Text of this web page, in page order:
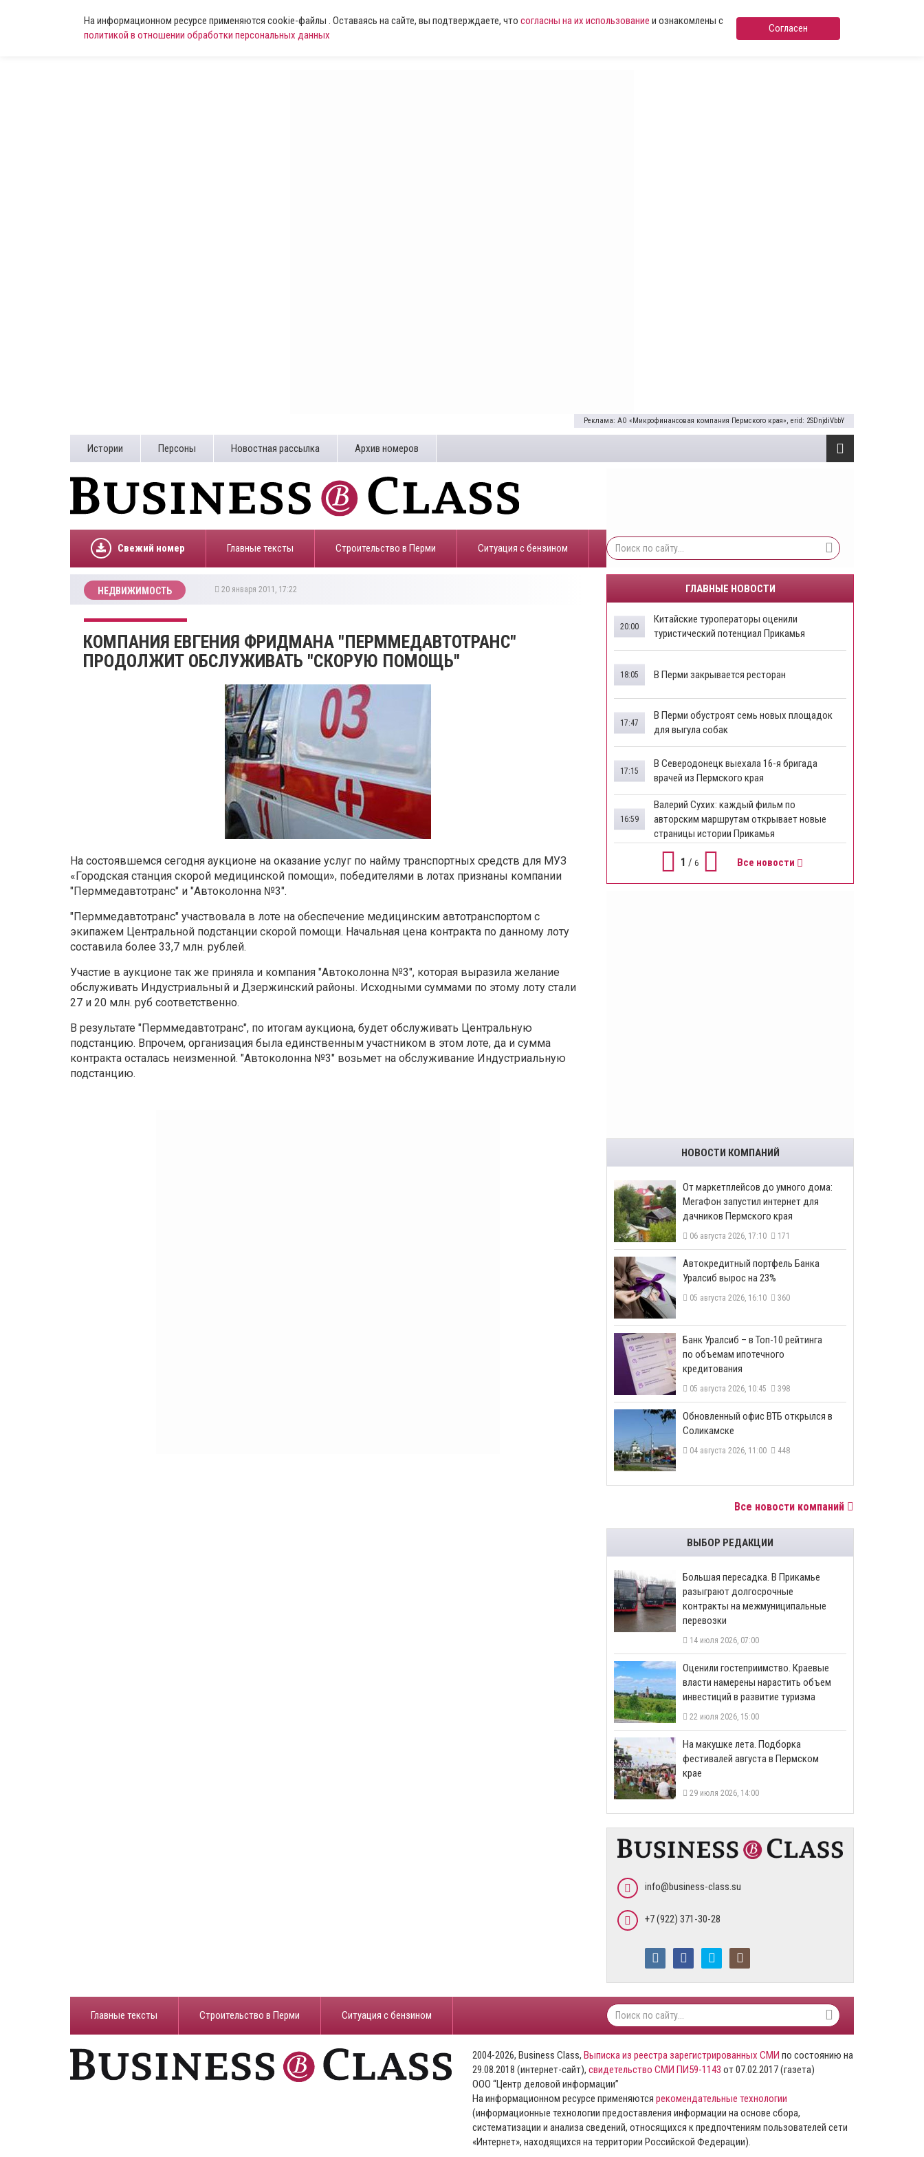
На информационном ресурсе применяются cookie-файлы . Оставаясь на сайте, вы подтверждаете, что согласны на их использование и ознакомлены с
политикой в отношении обработки персональных данных
Согласен
Реклама: АО «Микрофинансовая компания Пермского края», erid: 2SDnjdiVbbY
Истории Персоны Новостная рассылка Архив номеров
Свежий номер Главные тексты Строительство в Перми ​Ситуация с бензином
НЕДВИЖИМОСТЬ 20 января 2011, 17:22
КОМПАНИЯ ЕВГЕНИЯ ФРИДМАНА "ПЕРММЕДАВТОТРАНС"
ПРОДОЛЖИТ ОБСЛУЖИВАТЬ "СКОРУЮ ПОМОЩЬ"
На состоявшемся сегодня аукционе на оказание услуг по найму транспортных средств для МУЗ
«Городская станция скорой медицинской помощи», победителями в лотах признаны компании
"Перммедавтотранс" и "Автоколонна №3".
"Перммедавтотранс" участвовала в лоте на обеспечение медицинским автотранспортом с
экипажем Центральной подстанции скорой помощи. Начальная цена контракта по данному лоту
составила более 33,7 млн. рублей.
Участие в аукционе так же приняла и компания "Автоколонна №3", которая выразила желание
обслуживать Индустриальный и Дзержинский районы. Исходными суммами по этому лоту стали
27 и 20 млн. руб соответственно.
В результате "Перммедавтотранс", по итогам аукциона, будет обслуживать Центральную
подстанцию. Впрочем, организация была единственным участником в этом лоте, да и сумма
контракта осталась неизменной. "Автоколонна №3" возьмет на обслуживание Индустриальную
подстанцию.
ГЛАВНЫЕ НОВОСТИ
Китайские туроператоры оценили
туристический потенциал Прикамья
20:00
В Перми закрывается ресторан
18:05
​В Перми обустроят семь новых площадок
для выгула собак
17:47
В Северодонецк выехала 16-я бригада
врачей из Пермского края
17:15
​Валерий Сухих: каждый фильм по
авторским маршрутам открывает новые
страницы истории Прикамья
16:59
1 / 6 Все новости
НОВОСТИ КОМПАНИЙ
От маркетплейсов до умного дома:
МегаФон запустил интернет для
дачников Пермского края
06 августа 2026, 17:10 171
​Автокредитный портфель Банка
Уралсиб вырос на 23%
05 августа 2026, 16:10 360
​Банк Уралсиб – в Топ-10 рейтинга
по объемам ипотечного
кредитования
05 августа 2026, 10:45 398
​Обновленный офис ВТБ открылся в
Соликамске
04 августа 2026, 11:00 448
Все новости компаний
ВЫБОР РЕДАКЦИИ
Большая пересадка. В Прикамье
разыграют долгосрочные
контракты на межмуниципальные
перевозки
14 июля 2026, 07:00
Оценили гостеприимство. Краевые
власти намерены нарастить объем
инвестиций в развитие туризма
22 июля 2026, 15:00
На макушке лета. Подборка
фестивалей августа в Пермском
крае
29 июля 2026, 14:00
info@business-class.su
+7 (922) 371-30-28
Главные тексты Строительство в Перми ​Ситуация с бензином
2004-2026, Business Class, Выписка из реестра зарегистрированных СМИ по состоянию на
29.08.2018 (интернет-сайт), свидетельство СМИ ПИ59-1143 от 07.02.2017 (газета)
ООО “Центр деловой информации”
На информационном ресурсе применяются рекомендательные технологии
(информационные технологии предоставления информации на основе сбора,
систематизации и анализа сведений, относящихся к предпочтениям пользователей сети
«Интернет», находящихся на территории Российской Федерации).